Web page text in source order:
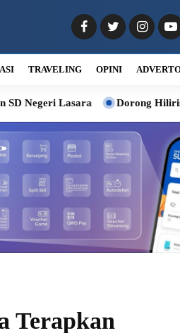
TRAVELING OPINI
Dorong Hilirisasi Kelapa,
Terapkan